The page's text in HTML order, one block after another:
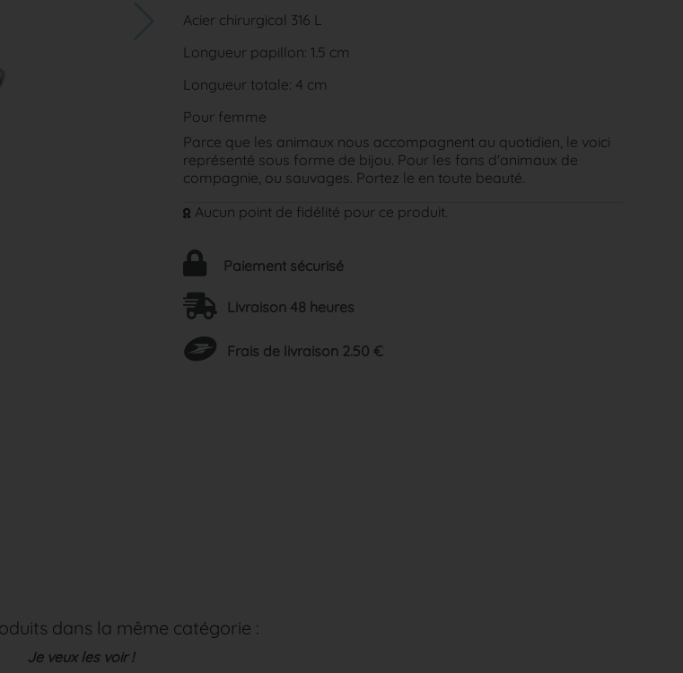
Acier chirurgical 316 L
Longueur papillon: 1.5 cm
Longueur totale: 4 cm
Pour femme
Parce que les animaux nous accompagnent au quotidien, le voici
représenté sous forme de bijou. Pour les fans d'animaux de
compagnie, ou sauvages. Portez le en toute beauté.
Aucun point de fidélité pour ce produit.
Paiement sécurisé
Livraison 48 heures
Frais de livraison 2.50 €
dans la même catégorie :
Je veux les voir !